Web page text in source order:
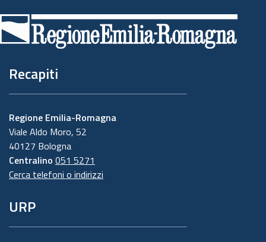
di
pagina
Recapiti
Regione Emilia-Romagna
Viale Aldo Moro, 52
40127 Bologna
Centralino 051 5271
Cerca telefoni o indirizzi
URP